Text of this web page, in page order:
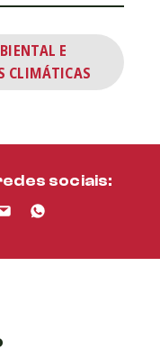
E
CLIMÁTICAS
sociais: